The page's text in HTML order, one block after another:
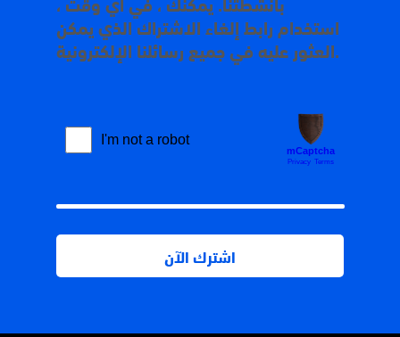
استخدام رابط إلغاء الاشتراك الذي يمكن
العثور عليه في جميع رسائلنا الإلكترونية.